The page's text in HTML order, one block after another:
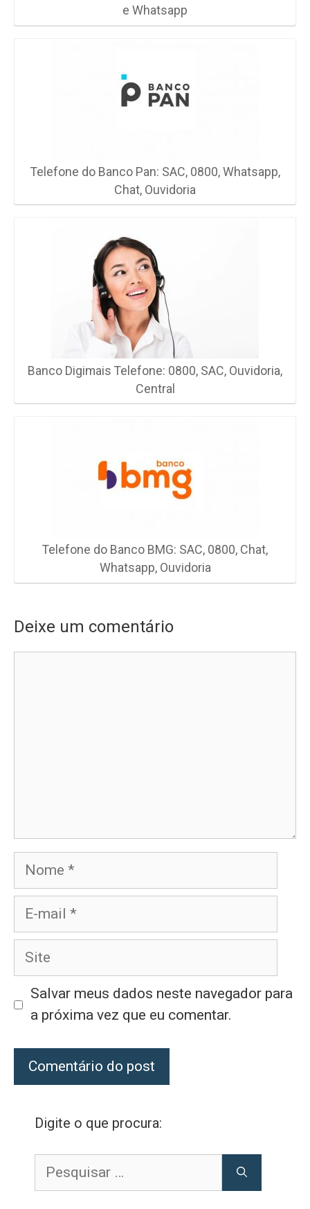
e Whatsapp
Telefone do Banco Pan: SAC, 0800, Whatsapp,
Chat, Ouvidoria
Banco Digimais Telefone: 0800, SAC, Ouvidoria,
Central
Telefone do Banco BMG: SAC, 0800, Chat,
Whatsapp, Ouvidoria
Deixe um comentário
Nome
Site
Salvar meus dados neste navegador para
a próxima vez que eu comentar.
Digite o que procura:
por: